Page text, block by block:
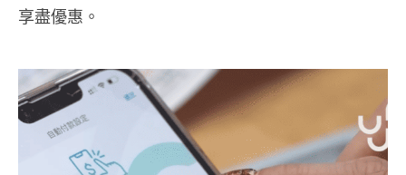
享盡優惠。